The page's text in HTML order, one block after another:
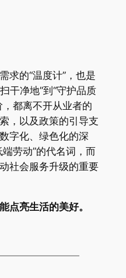
求的“温度计”，也是
干净地”到“守护品质
都离不开从业者的
，以及政策的引导支
字化、绿色化的深
劳动”的代名词，而
社会服务升级的重要
点亮生活的美好。​